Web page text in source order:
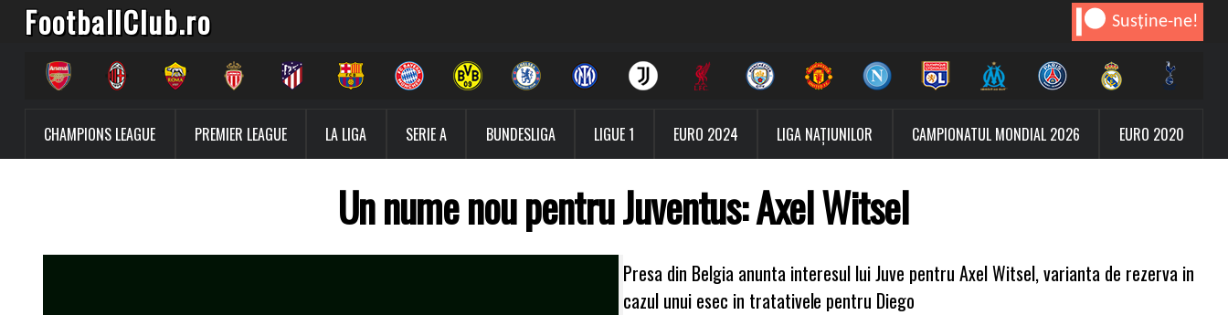
FootballClub.ro Susține-ne!
CHAMPIONS LEAGUE PREMIER LEAGUE LA LIGA SERIE A BUNDESLIGA LIGUE 1 EURO 2024 LIGA NAȚIUNILOR CAMPIONATUL MONDIAL 2026 EURO 2020
Un nume nou pentru Juventus: Axel Witsel
Presa din Belgia anunta interesul lui Juve pentru Axel Witsel, varianta de rezerva in
cazul unui esec in tratativele pentru Diego